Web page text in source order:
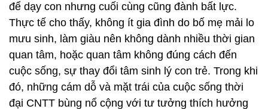
để dạy con nhưng cuối cùng cũng đành bất lực.
Thực tế cho thấy, không ít gia đình do bố mẹ mải lo
mưu sinh, làm giàu nên không dành nhiều thời gian
quan tâm, hoặc quan tâm không đúng cách đến
cuộc sống, sự thay đổi tâm sinh lý con trẻ. Trong khi
đó, những cám dỗ và mặt trái của cuộc sống thời
đại CNTT bùng nổ cộng với tư tưởng thích hưởng